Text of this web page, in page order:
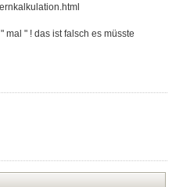
mal " ! das ist falsch es müsste